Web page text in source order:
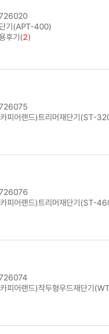
기(APT-400)
후기(2)
피어랜드)트리머재단기(ST-
피어랜드)트리머재단기(ST-
피어랜드)작두형우드재단기